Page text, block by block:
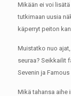
Mikään ei voi lisätä
tutkimaan uusia
käperryt peiton
Muistatko nuo
seuraa? Seikkailit
Sevenin ja Famous
Mikä tahansa aihe